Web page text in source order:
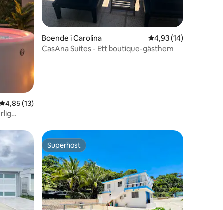
4,85 av 5 i genomsnittligt betyg, 13 omdömen
4,85 (13)
Boende i Carolina 4,93 av 5 i
4,93 (14)
CasAna Suites - Ett boutique-gästhem
Superhost
Superhost